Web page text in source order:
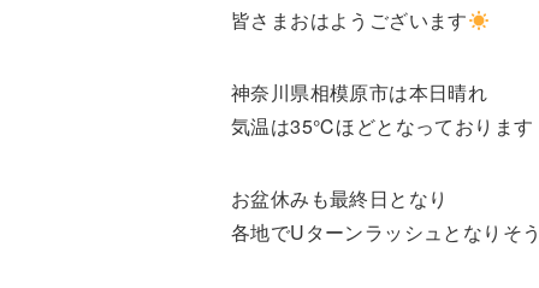
皆さまおはようございます
神奈川県相模原市は本日晴れ
気温は35℃ほどとなっております
お盆休みも最終日となり
各地でUターンラッシュとなりそ